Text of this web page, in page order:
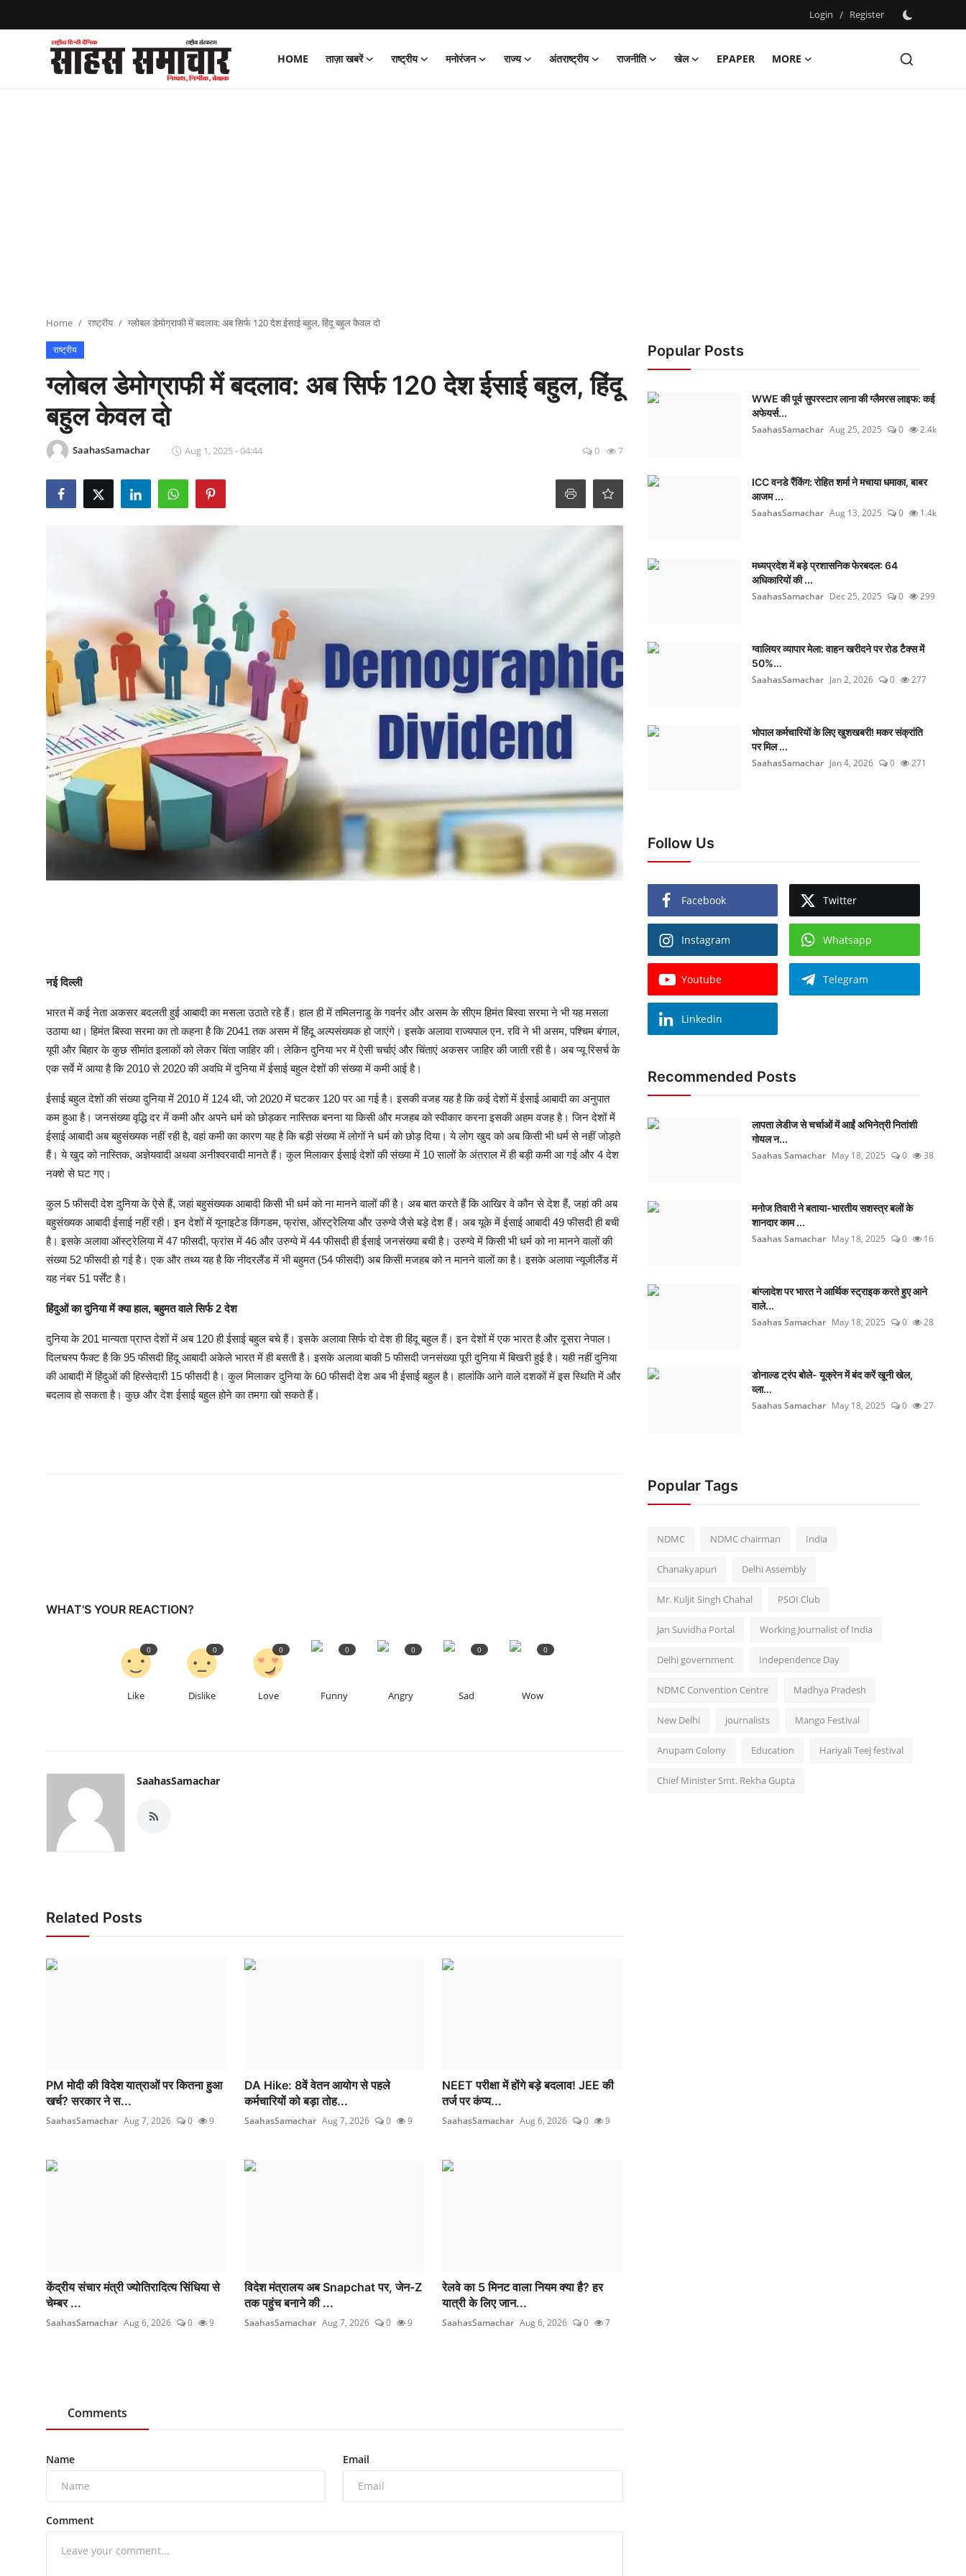
Login / Register
HOME ताज़ा खबरें राष्ट्रीय मनोरंजन राज्य अंतराष्ट्रीय राजनीति खेल EPAPER
MORE
Register
Home राष्ट्रीय ग्लोबल डेमोग्राफी में बदलाव: अब सिर्फ 120 देश ईसाई बहुल, हिंदू बहुल केवल दो
राष्ट्रीय
ग्लोबल डेमोग्राफी में बदलाव: अब सिर्फ 120 देश ईसाई बहुल, हिंदू
बहुल केवल दो
SaahasSamachar Aug 1, 2025 - 04:44 0 7
नई दिल्ली
भारत में कई नेता अकसर बदलती हुई आबादी का मसला उठाते रहे हैं। हाल ही में तमिलनाडु के गवर्नर और असम के सीएम हिमंत बिस्वा सरमा ने भी यह मसला
उठाया था। हिमंत बिस्वा सरमा का तो कहना है कि 2041 तक असम में हिंदू अल्पसंख्यक हो जाएंगे। इसके अलावा राज्यपाल एन. रवि ने भी असम, पश्चिम बंगाल,
यूपी और बिहार के कुछ सीमांत इलाकों को लेकर चिंता जाहिर की। लेकिन दुनिया भर में ऐसी चर्चाएं और चिंताएं अकसर जाहिर की जाती रही है। अब प्यू रिसर्च के
एक सर्वे में आया है कि 2010 से 2020 की अवधि में दुनिया में ईसाई बहुल देशों की संख्या में कमी आई है।
ईसाई बहुल देशों की संख्या दुनिया में 2010 में 124 थी, जो 2020 में घटकर 120 पर आ गई है। इसकी वजह यह है कि कई देशों में ईसाई आबादी का अनुपात
कम हुआ है। जनसंख्या वृद्धि दर में कमी और अपने धर्म को छोड़कर नास्तिक बनना या किसी और मजहब को स्वीकार करना इसकी अहम वजह है। जिन देशों में
ईसाई आबादी अब बहुसंख्यक नहीं रही है, वहां कमी का कारण यह है कि बड़ी संख्या में लोगों ने धर्म को छोड़ दिया। ये लोग खुद को अब किसी भी धर्म से नहीं जोड़ते
हैं। ये खुद को नास्तिक, अज्ञेयवादी अथवा अनीश्वरवादी मानते हैं। कुल मिलाकर ईसाई देशों की संख्या में 10 सालों के अंतराल में ही बड़ी कमी आ गई और 4 देश
नक्शे से घट गए।
कुल 5 फीसदी देश दुनिया के ऐसे हैं, जहां बहुसंख्यक आबादी किसी भी धर्म को ना मानने वालों की है। अब बात करते हैं कि आखिर वे कौन से देश हैं, जहां की अब
बहुसंख्यक आबादी ईसाई नहीं रही। इन देशों में यूनाइटेड किंगडम, फ्रांस, ऑस्ट्रेलिया और उरुग्वे जैसे बड़े देश हैं। अब यूके में ईसाई आबादी 49 फीसदी ही बची
है। इसके अलावा ऑस्ट्रेलिया में 47 फीसदी, फ्रांस में 46 और उरुग्वे में 44 फीसदी ही ईसाई जनसंख्या बची है। उरुग्वे में किसी भी धर्म को ना मानने वालों की
संख्या 52 फीसदी हो गई है। एक और तथ्य यह है कि नीदरलैंड में भी बहुमत (54 फीसदी) अब किसी मजहब को न मानने वालों का है। इसके अलावा न्यूजीलैंड में
यह नंबर 51 पर्सेंट है।
हिंदुओं का दुनिया में क्या हाल, बहुमत वाले सिर्फ 2 देश
दुनिया के 201 मान्यता प्राप्त देशों में अब 120 ही ईसाई बहुल बचे हैं। इसके अलावा सिर्फ दो देश ही हिंदू बहुल हैं। इन देशों में एक भारत है और दूसरा नेपाल।
दिलचस्प फैक्ट है कि 95 फीसदी हिंदू आबादी अकेले भारत में ही बसती है। इसके अलावा बाकी 5 फीसदी जनसंख्या पूरी दुनिया में बिखरी हुई है। यही नहीं दुनिया
की आबादी में हिंदुओं की हिस्सेदारी 15 फीसदी है। कुल मिलाकर दुनिया के 60 फीसदी देश अब भी ईसाई बहुल है। हालांकि आने वाले दशकों में इस स्थिति में और
बदलाव हो सकता है। कुछ और देश ईसाई बहुल होने का तमगा खो सकते हैं।
WHAT'S YOUR REACTION?
Like
0
Dislike
0
Love
0
Funny
0
Angry
0
Sad
0
Wow
0
SaahasSamachar
Related Posts
PM मोदी की विदेश यात्राओं पर कितना हुआ
खर्च? सरकार ने स...
SaahasSamachar Aug 7, 2026 0 9
DA Hike: 8वें वेतन आयोग से पहले
कर्मचारियों को बड़ा तोह...
SaahasSamachar Aug 7, 2026 0 9
NEET परीक्षा में होंगे बड़े बदलाव! JEE की
तर्ज पर कंप्य...
SaahasSamachar Aug 6, 2026 0 9
केंद्रीय संचार मंत्री ज्योतिरादित्य सिंधिया से
चेम्बर ...
SaahasSamachar Aug 6, 2026 0 9
विदेश मंत्रालय अब Snapchat पर, जेन-Z
तक पहुंच बनाने की ...
SaahasSamachar Aug 7, 2026 0 9
रेलवे का 5 मिनट वाला नियम क्या है? हर
यात्री के लिए जान...
SaahasSamachar Aug 6, 2026 0 7
Comments
Name Email
Comment
Popular Posts
WWE की पूर्व सुपरस्टार लाना की ग्लैमरस लाइफ: कई
अफेयर्स...
SaahasSamachar Aug 25, 2025 0 2.4k
ICC वनडे रैंकिंग: रोहित शर्मा ने मचाया धमाका, बाबर
आजम ...
SaahasSamachar Aug 13, 2025 0 1.4k
मध्यप्रदेश में बड़े प्रशासनिक फेरबदल: 64
अधिकारियों की ...
SaahasSamachar Dec 25, 2025 0 299
ग्वालियर व्यापार मेला: वाहन खरीदने पर रोड टैक्स में
50%...
SaahasSamachar Jan 2, 2026 0 277
भोपाल कर्मचारियों के लिए खुशखबरी! मकर संक्रांति
पर मिल ...
SaahasSamachar Jan 4, 2026 0 271
Follow Us
Facebook Twitter
Instagram Whatsapp
Youtube Telegram
Linkedin
Recommended Posts
लापता लेडीज से चर्चाओं में आईं अभिनेत्री नितांशी
गोयल न...
Saahas Samachar May 18, 2025 0 38
मनोज तिवारी ने बताया-भारतीय सशस्त्र बलों के
शानदार काम ...
Saahas Samachar May 18, 2025 0 16
बांग्लादेश पर भारत ने आर्थिक स्ट्राइक करते हुए आने
वाले...
Saahas Samachar May 18, 2025 0 28
डोनाल्ड ट्रंप बोले- यूक्रेन में बंद करें खूनी खेल,
व्ला...
Saahas Samachar May 18, 2025 0 27
Popular Tags
NDMC NDMC chairman India
Chanakyapuri Delhi Assembly
Mr. Kuljit Singh Chahal PSOI Club
Jan Suvidha Portal Working Journalist of India
Delhi government Independence Day
NDMC Convention Centre Madhya Pradesh
New Delhi journalists Mango Festival
Anupam Colony Education Hariyali Teej festival
Chief Minister Smt. Rekha Gupta